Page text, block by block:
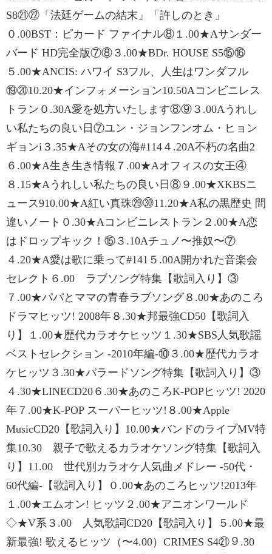
S8㉑㉒「法廷ゲームの結末」「許しのとき」
０.00BST：ピカード ファイナル⑧１.00★Aサンダー
バード HD完全版⑦⑧３.00★BDr. HOUSE S5⑮⑯
５.00★ANCIS: ハワイ S3フル、人生はワンダフル
⑲⑳10.20★インフォメーション10.50Aコンビニレス
トラン０.30A愛を処方いたします⑧⑨３.00Aうれし
い私たちの良い日⑦ユン・ジョンフンオム・ヒョン
ギョンi３.35★Aその女の海#114４.20A不朽の名曲2
６.00★A生き生き情報７.00★Aオフィスの女王④
８.15★Aうれしい私たちの良い日⑧９.00★XKBSニ
ュース910.00★A紅い真珠㉙㉚11.20★A私の黒歴史 間
違いノート０.30★Aコンビニレストラン２.00★A恋
はドロップキック！⑮３.10Aチュノ〜推奴〜⑦
４.20★A愛は歌に乗って#141５.00A開かれた音楽会
セレクト６.00 ラブソング特集【歌詞入り】③
７.00★パパとママの青春ラブソング８.00★あのころ
ドラマヒッツ! 2008年８.30★邦最強CD50【歌詞入
り】１.00★歴代カラオケヒッツ１.30★SBS人気歌謡
ベストセレクション -2010年編-⑩３.00★歴代カラオ
ケヒッツ３.30★バラードソング特集【歌詞入り】③
４.30★LINECD20６.30★あのころK-POPヒッツ! 2020
年７.00★K-POP スーパーヒッツ!８.00★Apple
MusicCD20【歌詞入り】10.00★バンドのライブMV特
集10.30 親子で歌えるカラオケソング特集【歌詞入
り】11.00 世代別カラオケ人気曲メドレー -50代・
60代編-【歌詞入り】０.00★あのころヒッツ!2013年
１.00★エムオン! ヒッツ２.00★アニオンワールド
◇★V系３.00 人気歌詞CD20【歌詞入り】５.00★最
新最強! 歌えるヒッツ（〜4.00）CRIMES S4㉑９.30